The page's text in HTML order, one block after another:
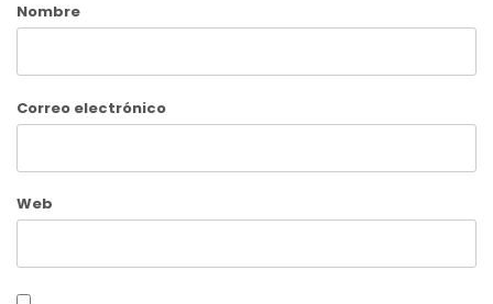
Nombre
Correo electrónico
Web